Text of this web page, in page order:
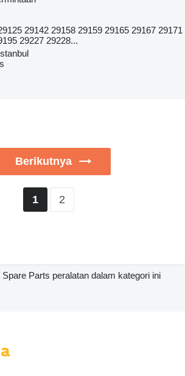
29142 29158 29159 29165 29167 29171
29227 29228...
Berikutnya
1 2
Parts peralatan dalam kategori ini